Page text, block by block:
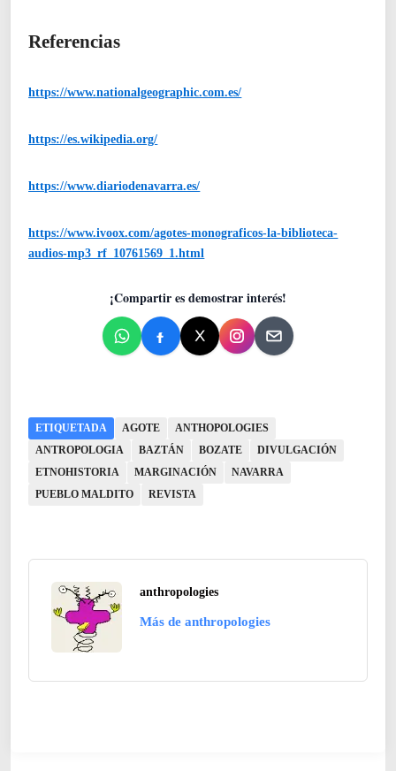
Referencias
https://www.nationalgeographic.com.es/
https://es.wikipedia.org/
https://www.diariodenavarra.es/
https://www.ivoox.com/agotes-monograficos-la-biblioteca-
audios-mp3_rf_10761569_1.html
¡Compartir es demostrar interés!
ETIQUETADA AGOTE
ANTHOPOLOGIES
ANTROPOLOGIA
BAZTÁN BOZATE
DIVULGACIÓN
ETNOHISTORIA
MARGINACIÓN
NAVARRA
PUEBLO MALDITO
REVISTA
anthropologies
Más de anthropologies